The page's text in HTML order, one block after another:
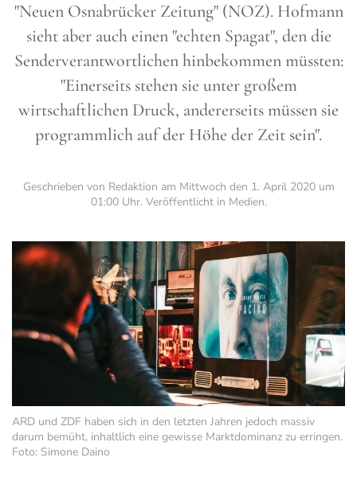
"Neuen Osnabrücker Zeitung" (NOZ). Hofmann
sieht aber auch einen "echten Spagat", den die
Senderverantwortlichen hinbekommen müssten:
"Einerseits stehen sie unter großem
wirtschaftlichen Druck, andererseits müssen sie
programmlich auf der Höhe der Zeit sein".
Geschrieben von Redaktion am Mittwoch den 1. April 2020 um
01:00 Uhr. Veröffentlicht in Medien.
ARD und ZDF haben sich in den letzten Jahren jedoch massiv
darum bemüht, inhaltlich eine gewisse Marktdominanz zu erringen.
Foto: Simone Daino